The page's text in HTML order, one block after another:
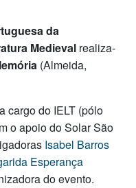
da
Medieval realiza-
(Almeida,
cargo do IELT (pólo
o apoio do Solar São
Isabel Barros
Esperança
do evento.